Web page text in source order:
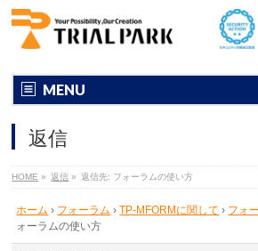
MENU
返信
HOME » 返信 » 返信先: フォーラムの使い方
ホーム › フォーラム › TP-MFORMに関して › フォ
ォーラムの使い方